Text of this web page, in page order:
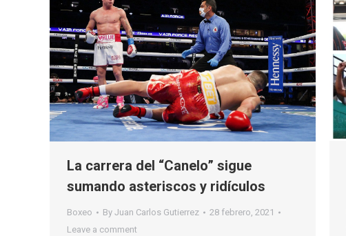
La carrera del “Canelo” sigue
sumando asteriscos y ridículos
Boxeo By Juan Carlos Gutierrez
28 febrero, 2021
Leave a comment